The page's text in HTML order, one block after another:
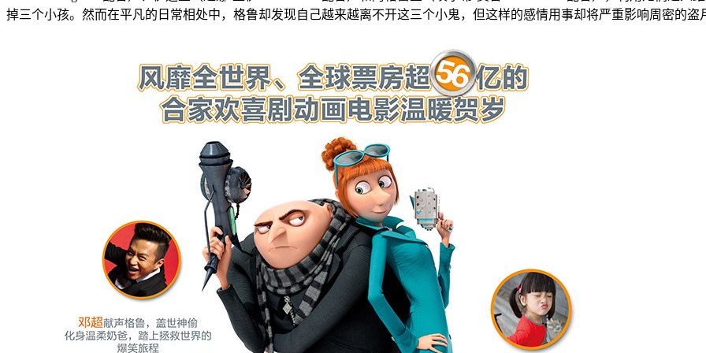
掉三个小孩。然而在平凡的日常相处中，格鲁却发现自己越来越离不开这三个小鬼，但这样的感情用事却将严重影响周密的